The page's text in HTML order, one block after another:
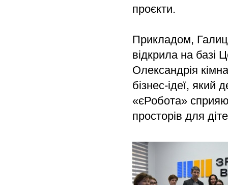
проєкти.
Прикладом,
відкрила на базі
Олександрія
бізнес-ідеї, який
«єРобота»
просторів для